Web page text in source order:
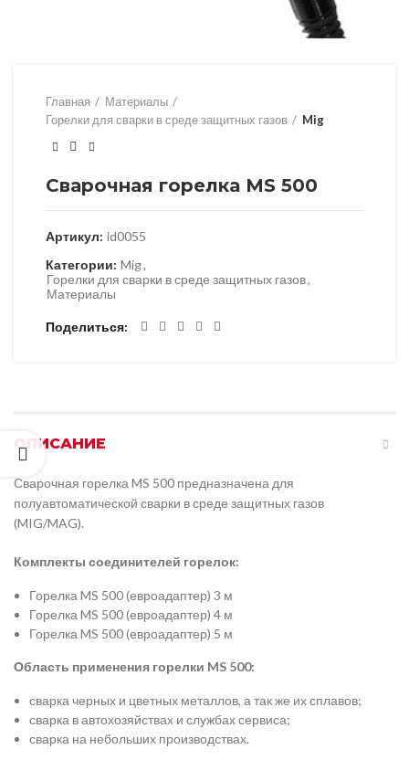
Главная
Материалы
Горелки для сварки в среде защитных газов
Mig
Сварочная горелка MS 500
Артикул: id0055
Категории: Mig,
Горелки для сварки в среде защитных газов,
Материалы
Поделиться
ОПИСАНИЕ
Сварочная горелка MS 500 предназначена для
полуавтоматической сварки в среде защитных газов
(MIG/MAG).
Комплекты соединителей горелок:
Горелка MS 500 (евроадаптер) 3 м
Горелка MS 500 (евроадаптер) 4 м
Горелка MS 500 (евроадаптер) 5 м
Область применения горелки MS 500:
сварка черных и цветных металлов, а так же их сплавов;
сварка в автохозяйствах и службах сервиса;
сварка на небольших производствах.